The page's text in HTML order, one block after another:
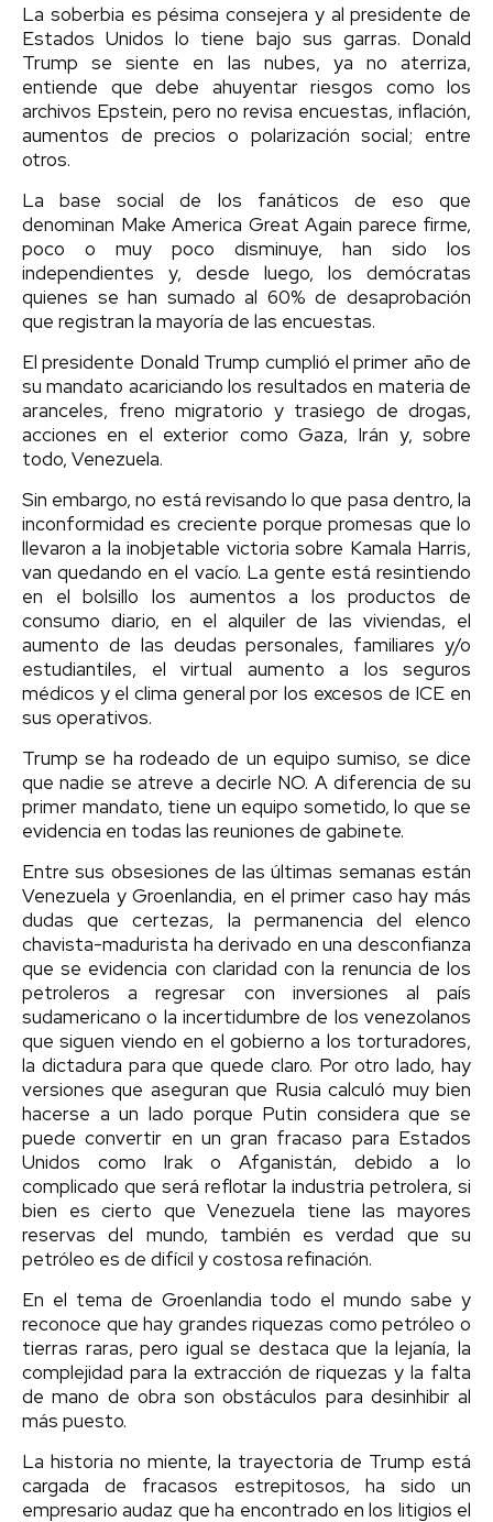
La soberbia es pésima consejera y al presidente de
Estados Unidos lo tiene bajo sus garras. Donald
Trump se siente en las nubes, ya no aterriza,
entiende que debe ahuyentar riesgos como los
archivos Epstein, pero no revisa encuestas, inflación,
aumentos de precios o polarización social; entre
otros.
La base social de los fanáticos de eso que
denominan Make America Great Again parece firme,
poco o muy poco disminuye, han sido los
independientes y, desde luego, los demócratas
quienes se han sumado al 60% de desaprobación
que registran la mayoría de las encuestas.
El presidente Donald Trump cumplió el primer año de
su mandato acariciando los resultados en materia de
aranceles, freno migratorio y trasiego de drogas,
acciones en el exterior como Gaza, Irán y, sobre
todo, Venezuela.
Sin embargo, no está revisando lo que pasa dentro, la
inconformidad es creciente porque promesas que lo
llevaron a la inobjetable victoria sobre Kamala Harris,
van quedando en el vacío. La gente está resintiendo
en el bolsillo los aumentos a los productos de
consumo diario, en el alquiler de las viviendas, el
aumento de las deudas personales, familiares y/o
estudiantiles, el virtual aumento a los seguros
médicos y el clima general por los excesos de ICE en
sus operativos.
Trump se ha rodeado de un equipo sumiso, se dice
que nadie se atreve a decirle NO. A diferencia de su
primer mandato, tiene un equipo sometido, lo que se
evidencia en todas las reuniones de gabinete.
Entre sus obsesiones de las últimas semanas están
Venezuela y Groenlandia, en el primer caso hay más
dudas que certezas, la permanencia del elenco
chavista-madurista ha derivado en una desconfianza
que se evidencia con claridad con la renuncia de los
petroleros a regresar con inversiones al país
sudamericano o la incertidumbre de los venezolanos
que siguen viendo en el gobierno a los torturadores,
la dictadura para que quede claro. Por otro lado, hay
versiones que aseguran que Rusia calculó muy bien
hacerse a un lado porque Putin considera que se
puede convertir en un gran fracaso para Estados
Unidos como Irak o Afganistán, debido a lo
complicado que será reflotar la industria petrolera, si
bien es cierto que Venezuela tiene las mayores
reservas del mundo, también es verdad que su
petróleo es de difícil y costosa refinación.
En el tema de Groenlandia todo el mundo sabe y
reconoce que hay grandes riquezas como petróleo o
tierras raras, pero igual se destaca que la lejanía, la
complejidad para la extracción de riquezas y la falta
de mano de obra son obstáculos para desinhibir al
más puesto.
La historia no miente, la trayectoria de Trump está
cargada de fracasos estrepitosos, ha sido un
empresario audaz que ha encontrado en los litigios el